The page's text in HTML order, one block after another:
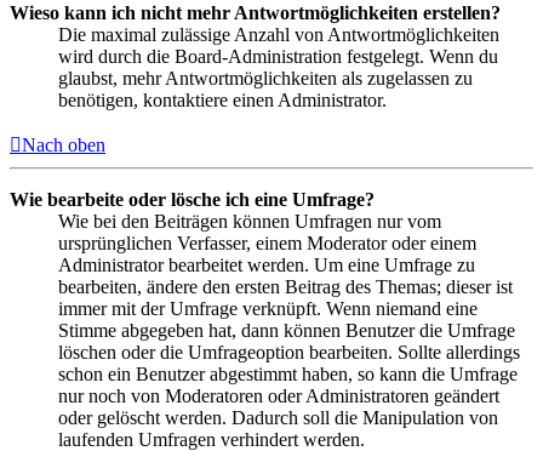
Wieso kann ich nicht mehr Antwortmöglichkeiten erstellen?
Die maximal zulässige Anzahl von Antwortmöglichkeiten
wird durch die Board-Administration festgelegt. Wenn du
glaubst, mehr Antwortmöglichkeiten als zugelassen zu
benötigen, kontaktiere einen Administrator.
Nach oben
Wie bearbeite oder lösche ich eine Umfrage?
Wie bei den Beiträgen können Umfragen nur vom
ursprünglichen Verfasser, einem Moderator oder einem
Administrator bearbeitet werden. Um eine Umfrage zu
bearbeiten, ändere den ersten Beitrag des Themas; dieser ist
immer mit der Umfrage verknüpft. Wenn niemand eine
Stimme abgegeben hat, dann können Benutzer die Umfrage
löschen oder die Umfrageoption bearbeiten. Sollte allerdings
schon ein Benutzer abgestimmt haben, so kann die Umfrage
nur noch von Moderatoren oder Administratoren geändert
oder gelöscht werden. Dadurch soll die Manipulation von
laufenden Umfragen verhindert werden.